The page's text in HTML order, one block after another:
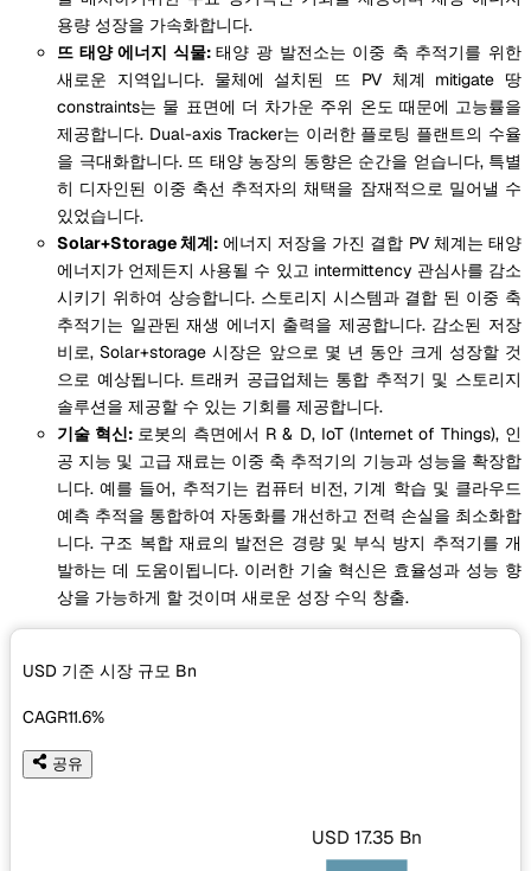
용량 성장을 가속화합니다.
뜨 태양 에너지 식물:태양 광 발전소는 이중 축 추적기를 위한
새로운 지역입니다. 물체에 설치된 뜨 PV 체계 mitigate 땅
constraints는 물 표면에 더 차가운 주위 온도 때문에 고능률을
제공합니다. Dual-axis Tracker는 이러한 플로팅 플랜트의 수율
을 극대화합니다. 뜨 태양 농장의 동향은 순간을 얻습니다, 특별
히 디자인된 이중 축선 추적자의 채택을 잠재적으로 밀어낼 수
있었습니다.
Solar+Storage 체계: 에너지 저장을 가진 결합 PV 체계는 태양
에너지가 언제든지 사용될 수 있고 intermittency 관심사를 감소
시키기 위하여 상승합니다. 스토리지 시스템과 결합 된 이중 축
추적기는 일관된 재생 에너지 출력을 제공합니다. 감소된 저장
비로, Solar+storage 시장은 앞으로 몇 년 동안 크게 성장할 것
으로 예상됩니다. 트래커 공급업체는 통합 추적기 및 스토리지
솔루션을 제공할 수 있는 기회를 제공합니다.
기술 혁신: 로봇의 측면에서 R & D, IoT (Internet of Things), 인
공 지능 및 고급 재료는 이중 축 추적기의 기능과 성능을 확장합
니다. 예를 들어, 추적기는 컴퓨터 비전, 기계 학습 및 클라우드
예측 추적을 통합하여 자동화를 개선하고 전력 손실을 최소화합
니다. 구조 복합 재료의 발전은 경량 및 부식 방지 추적기를 개
발하는 데 도움이됩니다. 이러한 기술 혁신은 효율성과 성능 향
상을 가능하게 할 것이며 새로운 성장 수익 창출.
USD 기준 시장 규모 Bn
CAGR11.6%
공유
USD 17.35 Bn